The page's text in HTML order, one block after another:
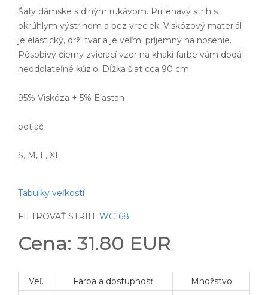
Šaty dámske s dlhým rukávom. Priliehavý strih s
okrúhlym výstrihom a bez vreciek. Viskózový materiál
je elastický, drží tvar a je veľmi príjemný na nosenie.
Pôsobivý čierny zvierací vzor na khaki farbe vám dodá
neodolateľné kúzlo. Dĺžka šiat cca 90 cm.
95% Viskóza + 5% Elastan
potlač
S, M, L, XL
Tabulky veľkostí
FILTROVAŤ STRIH: WC168
Cena: 31.80 EUR
Veľ. Farba a dostupnosť Množstvo